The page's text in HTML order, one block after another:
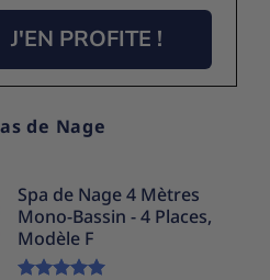
J'EN PROFITE !
de Nage
Spa de Nage 4 Mètres
Mono-Bassin - 4 Places,
Modèle F